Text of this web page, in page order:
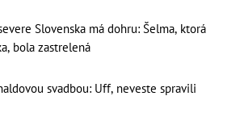
Slovenska má dohru: Šelma, ktorá
bola zastrelená
svadbou: Uff, neveste spravili